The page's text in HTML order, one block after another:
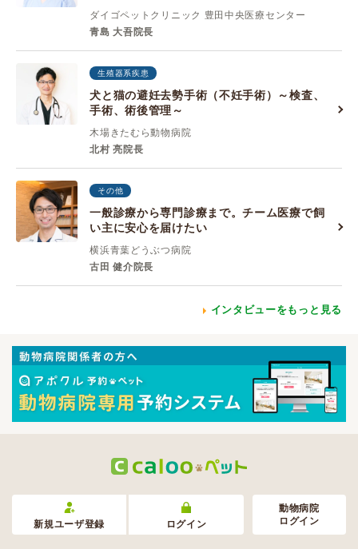
ダイゴペットクリニック 豊田中央医療センター
青島 大吾院長
生殖器系疾患
犬と猫の避妊去勢手術（不妊手術）～検査、
手術、術後管理～
木場きたむら動物病院
北村 亮院長
その他
一般診療から専門診療まで。チーム医療で飼
い主に安心を届けたい
横浜青葉どうぶつ病院
古田 健介院長
インタビューをもっと見る
新規ユーザ登録 ログイン
動物病院
ログイン